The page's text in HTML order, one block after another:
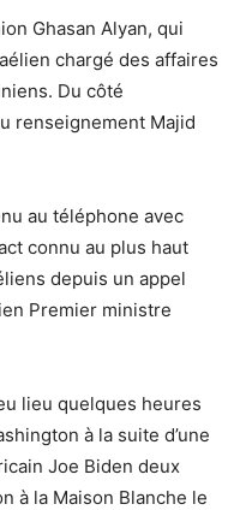
Ghasan Alyan, qui
chargé des affaires
Du côté
renseignement Majid
au téléphone avec
connu au plus haut
depuis un appel
Premier ministre
lieu quelques heures
à la suite d’une
Joe Biden deux
à la Maison Blanche le